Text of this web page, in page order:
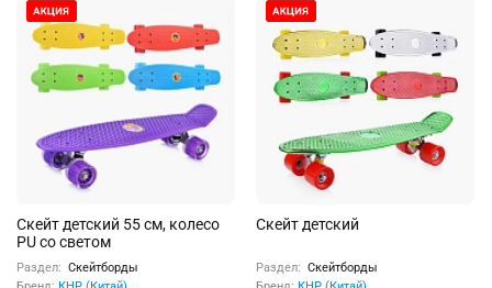
Скейт детский 55 см, колесо
PU со светом
Раздел: Скейтборды
Скейт детский
Раздел: Скейтборды